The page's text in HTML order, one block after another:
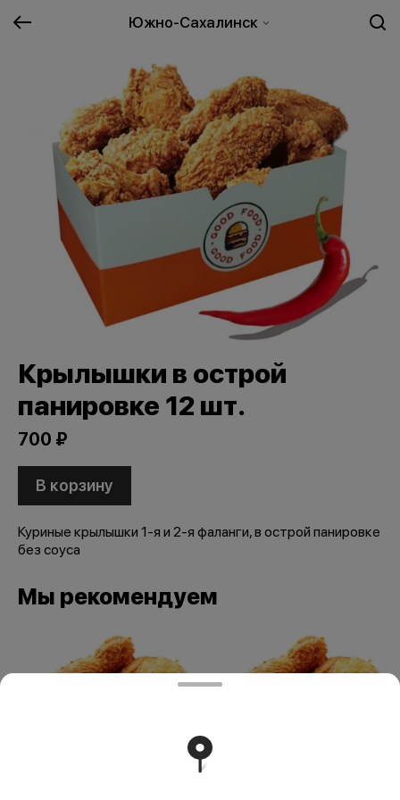
Южно-Сахалинск
Крылышки в острой
панировке 12 шт.
700 ₽
В корзину
Куриные крылышки 1-я и 2-я фаланги, в острой панировке
без соуса
Мы рекомендуем